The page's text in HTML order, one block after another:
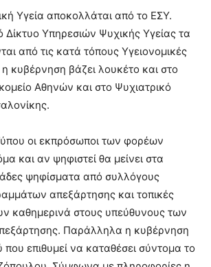
Υγεία αποκολλάται από το ΕΣΥ.
Δίκτυο Υπηρεσιών Ψυχικής Υγείας τα
από τις κατά τόπους Υγειονομικές
κυβέρνηση βάζει λουκέτο και στο
Αθηνών και στο Ψυχιατρικό
οι εκπρόσωποι των φορέων
και αν ψηφιστεί θα μείνει στα
ψηφίσματα από συλλόγους
απεξάρτησης και τοπικές
καθημερινά στους υπεύθυνους των
Παράλληλα η κυβέρνηση
που επιθυμεί να καταθέσει σύντομα το